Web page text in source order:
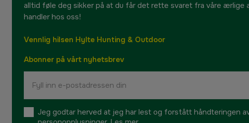
alltid føle deg sikker på at du får det rette svaret fra våre ærlige
handler hos oss!
Vennlig hilsen Hylte Hunting & Outdoor
Abonner på vårt nyhetsbrev
Jeg godtar herved at jeg har lest og forstått håndteringen